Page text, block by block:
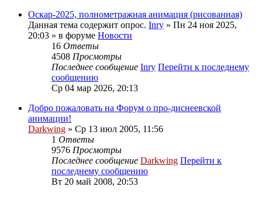
Оскар-2025, полнометражная анимация (рисованная)
Данная тема содержит опрос. Inry » Пн 24 ноя 2025,
20:03 » в форуме Новости
16 Ответы
4508 Просмотры
Последнее сообщение Inry Перейти к последнему
сообщению
Ср 04 мар 2026, 20:13
Добро пожаловать на Форум о про-диснеевской
анимации!
Darkwing » Ср 13 июл 2005, 11:56
1 Ответы
9576 Просмотры
Последнее сообщение Darkwing Перейти к
последнему сообщению
Вт 20 май 2008, 20:53